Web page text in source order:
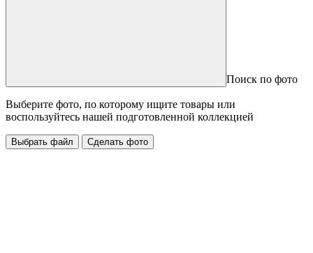
Поиск по фото
Выберите фото, по которому ищите товары или
воспользуйтесь нашей подготовленной коллекцией
Выбрать файл Сделать фото